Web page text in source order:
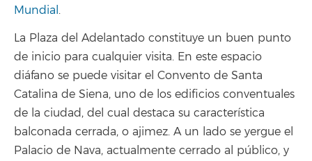
Mundial .
La Plaza del Adelantado constituye un buen punto
de inicio para cualquier visita. En este espacio
diáfano se puede visitar el Convento de Santa
Catalina de Siena, uno de los edificios conventuales
de la ciudad, del cual destaca su característica
balconada cerrada, o ajimez. A un lado se yergue el
Palacio de Nava, actualmente cerrado al público, y